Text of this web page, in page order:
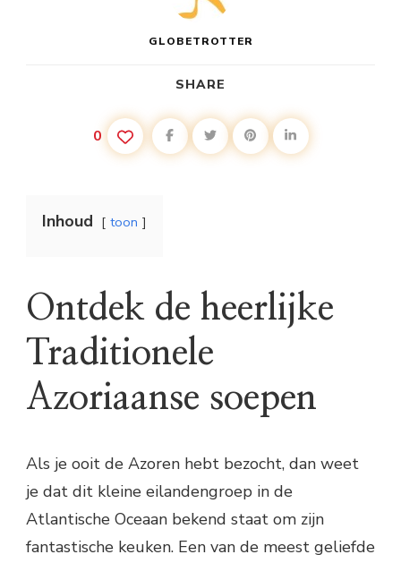
GLOBETROTTER
SHARE
0
Inhoud toon
Ontdek de heerlijke
Traditionele
Azoriaanse soepen
Als je ooit de Azoren hebt bezocht, dan weet
je dat dit kleine eilandengroep in de
Atlantische Oceaan bekend staat om zijn
fantastische keuken. Een van de meest geliefde